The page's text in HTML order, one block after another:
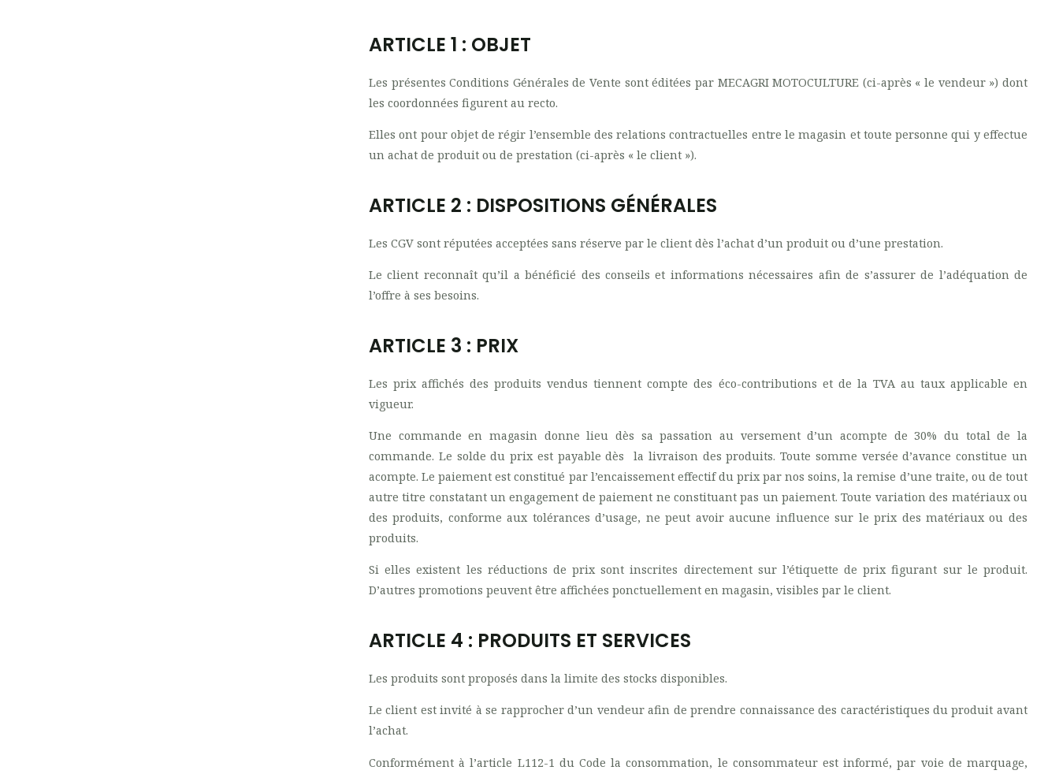
ARTICLE 1 : OBJET
Les présentes Conditions Générales de Vente sont éditées par MECAGRI MOTOCULTURE (ci-après « le vendeur ») dont
les coordonnées figurent au recto.
Elles ont pour objet de régir l’ensemble des relations contractuelles entre le magasin et toute personne qui y effectue
un achat de produit ou de prestation (ci-après « le client »).
ARTICLE 2 : DISPOSITIONS GÉNÉRALES
Les CGV sont réputées acceptées sans réserve par le client dès l’achat d’un produit ou d’une prestation.
Le client reconnaît qu’il a bénéficié des conseils et informations nécessaires afin de s’assurer de l’adéquation de
l’offre à ses besoins.
ARTICLE 3 : PRIX
Les prix affichés des produits vendus tiennent compte des éco-contributions et de la TVA au taux applicable en
vigueur.
Une commande en magasin donne lieu dès sa passation au versement d’un acompte de 30% du total de la
commande. Le solde du prix est payable dès la livraison des produits. Toute somme versée d’avance constitue un
acompte. Le paiement est constitué par l’encaissement effectif du prix par nos soins, la remise d’une traite, ou de tout
autre titre constatant un engagement de paiement ne constituant pas un paiement. Toute variation des matériaux ou
des produits, conforme aux tolérances d’usage, ne peut avoir aucune influence sur le prix des matériaux ou des
produits.
Si elles existent les réductions de prix sont inscrites directement sur l’étiquette de prix figurant sur le produit.
D’autres promotions peuvent être affichées ponctuellement en magasin, visibles par le client.
ARTICLE 4 : PRODUITS ET SERVICES
Les produits sont proposés dans la limite des stocks disponibles.
Le client est invité à se rapprocher d’un vendeur afin de prendre connaissance des caractéristiques du produit avant
l’achat.
Conformément à l’article L112-1 du Code la consommation, le consommateur est informé, par voie de marquage,